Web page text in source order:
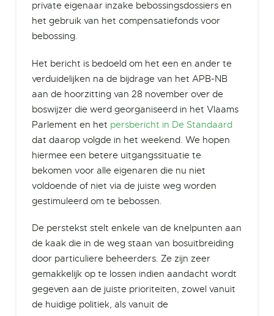
private eigenaar inzake bebossingsdossiers en
het gebruik van het compensatiefonds voor
bebossing.
Het bericht is bedoeld om het een en ander te
verduidelijken na de bijdrage van het APB-NB
aan de hoorzitting van 28 november over de
boswijzer die werd georganiseerd in het Vlaams
Parlement en het persbericht in De Standaard
dat daarop volgde in het weekend. We hopen
hiermee een betere uitgangssituatie te
bekomen voor alle eigenaren die nu niet
voldoende of niet via de juiste weg worden
gestimuleerd om te bebossen.
De perstekst stelt enkele van de knelpunten aan
de kaak die in de weg staan van bosuitbreiding
door particuliere beheerders. Ze zijn zeer
gemakkelijk op te lossen indien aandacht wordt
gegeven aan de juiste prioriteiten, zowel vanuit
de huidige politiek, als vanuit de